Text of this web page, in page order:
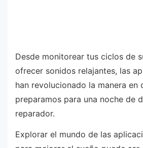
Desde monitorear tus ciclos de
ofrecer sonidos relajantes, las
han revolucionado la manera en
preparamos para una noche de
reparador.
Explorar el mundo de las